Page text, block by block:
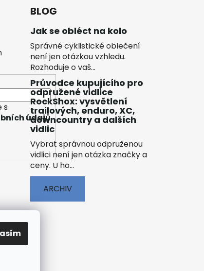
s
údajů
BLOG
Jak se obléct na kolo
Správné cyklistické oblečení
není jen otázkou vzhledu.
Rozhoduje o vaš...
Průvodce kupujícího pro
odpružené vidlice
RockShox: vysvětlení
trailových, enduro, XC,
downcountry a dalších
vidlic
Vybrat správnou odpruženou
vidlici není jen otázka značky a
ceny. U ho...
ARCHIV